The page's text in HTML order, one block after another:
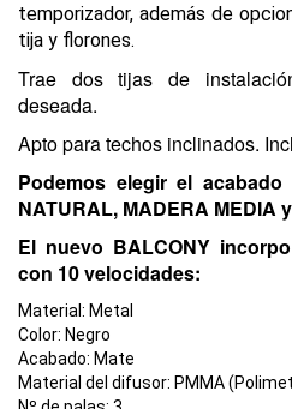
temporizador, además de
tija y florones.
Trae dos tijas de
deseada.
Apto para techos inclinados.
Podemos elegir el
NATURAL, MADERA MEDIA
El nuevo BALCONY
con 10 velocidades:
Material: Metal
Color: Negro
Acabado: Mate
Material del difusor: PMMA